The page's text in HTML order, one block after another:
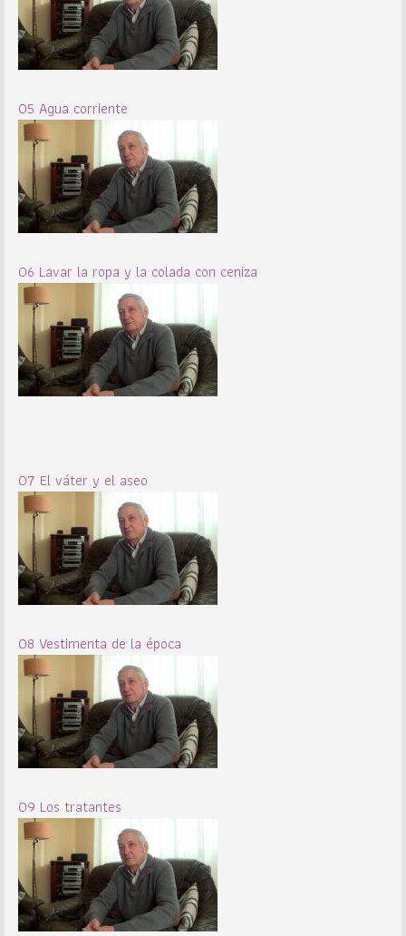
05 Agua corriente
06 Lavar la ropa y la colada con ceniza
07 El váter y el aseo
08 Vestimenta de la época
09 Los tratantes